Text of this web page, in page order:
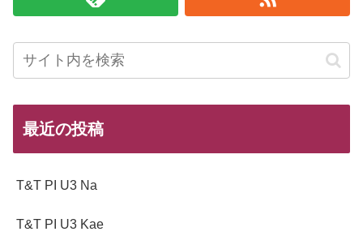
最近の投稿
T&T PI U3 Na
T&T PI U3 Kae